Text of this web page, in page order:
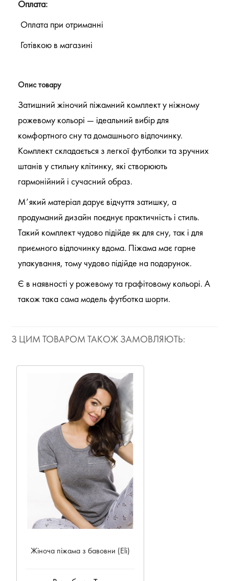
Оплата:
Оплата при отриманні
Готівкою в магазині
Опис товару
Затишний жіночий піжамний комплект у ніжному
рожевому кольорі — ідеальний вибір для
комфортного сну та домашнього відпочинку.
Комплект складається з легкої футболки та зручних
штанів у стильну клітинку, які створюють
гармонійний і сучасний образ.
М’який матеріал дарує відчуття затишку, а
продуманий дизайн поєднує практичність і стиль.
Такий комплект чудово підійде як для сну, так і для
приємного відпочинку вдома. Піжама має гарне
упакування, тому чудово підійде на подарунок.
Є в наявності у рожевому та графітовому кольорі. А
також така сама модель футботка шорти.
З ЦИМ ТОВАРОМ ТАКОЖ ЗАМОВЛЯЮТЬ:
Жіноча піжама з бавовни (Eli)